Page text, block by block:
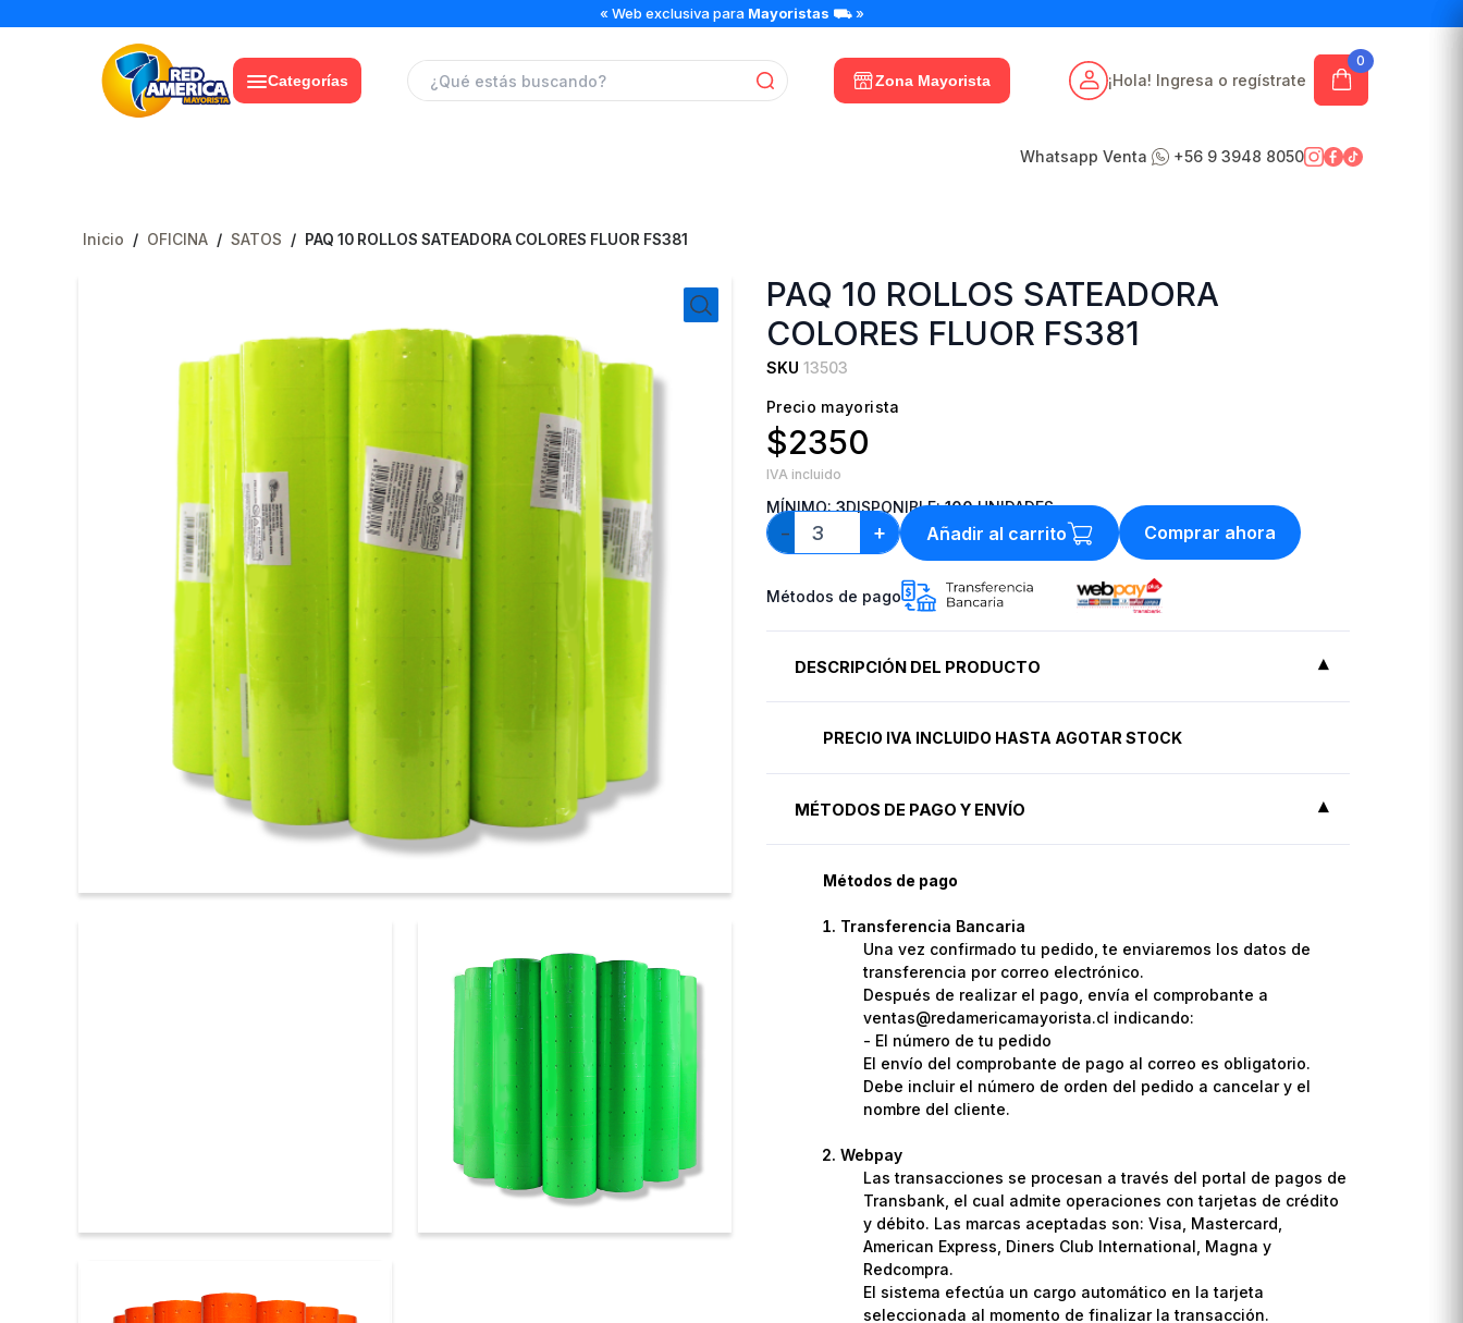
« Web exclusiva para Mayoristas ⛟ »
Categorías Zona Mayorista
0
¡Hola! Ingresa o regístrate
Whatsapp Venta +56 9 3948 8050
Inicio / OFICINA / SATOS / PAQ 10 ROLLOS SATEADORA COLORES FLUOR FS381
PAQ 10 ROLLOS SATEADORA
COLORES FLUOR FS381
SKU 13503
Precio mayorista
$2350
IVA incluido
MÍNIMO:3DISPONIBLE:100UNIDADES
−
PAQ
10
SATEADORA
COLORES
+ Añadir al carrito Comprar ahora
Métodos de pago
DESCRIPCIÓN DEL PRODUCTO
PRECIO IVA INCLUIDO HASTA AGOTAR STOCK
MÉTODOS DE PAGO Y ENVÍO
Métodos de pago
Transferencia Bancaria
Una vez confirmado tu pedido, te enviaremos los datos de
transferencia por correo electrónico.
Después de realizar el pago, envía el comprobante a
ventas@redamericamayorista.cl indicando:
- El número de tu pedido
El envío del comprobante de pago al correo es obligatorio.
Debe incluir el número de orden del pedido a cancelar y el
nombre del cliente.
Webpay
Las transacciones se procesan a través del portal de pagos de
Transbank, el cual admite operaciones con tarjetas de crédito
y débito. Las marcas aceptadas son: Visa, Mastercard,
American Express, Diners Club International, Magna y
Redcompra.
El sistema efectúa un cargo automático en la tarjeta
seleccionada al momento de finalizar la transacción.